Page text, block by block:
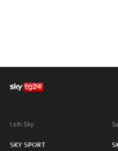
I siti Sky:
SKY SPORT